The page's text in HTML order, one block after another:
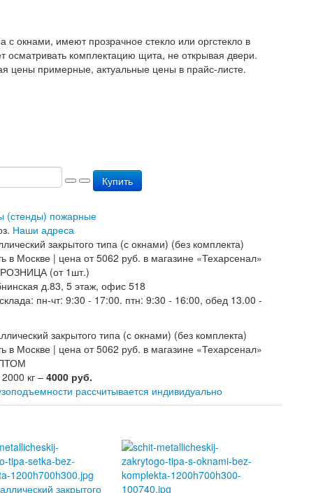
с окнами, имеют прозрачное стекло или оргстекло в
осматривать комплектацию щита, не открывая двери.
цены примерные, актуальные цены в прайс-листе.
Купить
(стенды) пожарные
Наши адреса
РОЗНИЦА (от 1шт.)
д.83, 5 этаж, офис 518
пн-чт: 9:30 - 17:00. птн: 9:30 - 16:00, обед 13.00 -
кг –4000 руб.
рассчитывается индивидуально
закрытого